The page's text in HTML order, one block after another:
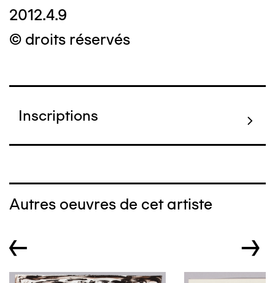
2012.4.9
© droits réservés
Inscriptions
Autres oeuvres de cet artiste
← →